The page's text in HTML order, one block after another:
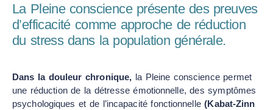
La Pleine conscience présente des preuves
d’efficacité comme approche de réduction
du stress dans la population générale.
Dans la douleur chronique, la Pleine conscience permet
une réduction de la détresse émotionnelle, des symptômes
psychologiques et de l’incapacité fonctionnelle(Kabat-Zinn